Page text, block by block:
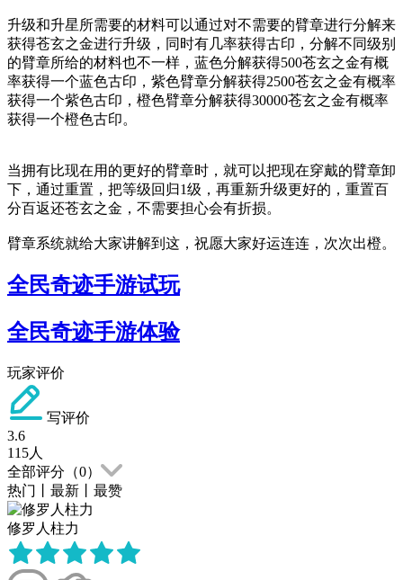
升级和升星所需要的材料可以通过对不需要的臂章进行分解来
获得苍玄之金进行升级，同时有几率获得古印，分解不同级别
的臂章所给的材料也不一样，蓝色分解获得500苍玄之金有概
率获得一个蓝色古印，紫色臂章分解获得2500苍玄之金有概率
获得一个紫色古印，橙色臂章分解获得30000苍玄之金有概率
获得一个橙色古印。
当拥有比现在用的更好的臂章时，就可以把现在穿戴的臂章卸
下，通过重置，把等级回归1级，再重新升级更好的，重置百
分百返还苍玄之金，不需要担心会有折损。
臂章系统就给大家讲解到这，祝愿大家好运连连，次次出橙。
全民奇迹手游试玩
全民奇迹手游体验
玩家评价
写评价
3.6
115人
全部评分（0）
热门
最新 最赞
修罗人柱力